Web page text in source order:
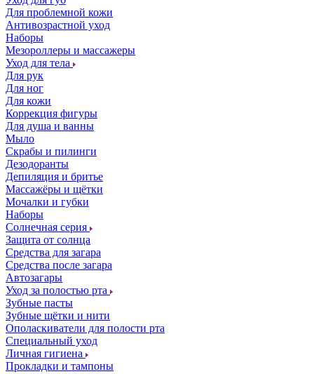
Для проблемной кожи
Антивозрастной уход
Наборы
Мезороллеры и массажеры
Уход для тела
Для рук
Для ног
Для кожи
Коррекция фигуры
Для душа и ванны
Мыло
Скрабы и пилинги
Дезодоранты
Депиляция и бритье
Массажёры и щётки
Мочалки и губки
Наборы
Солнечная серия
Защита от солнца
Средства для загара
Средства после загара
Автозагары
Уход за полостью рта
Зубные пасты
Зубные щётки и нити
Ополаскиватели для полости рта
Специальный уход
Личная гигиена
Прокладки и тампоны